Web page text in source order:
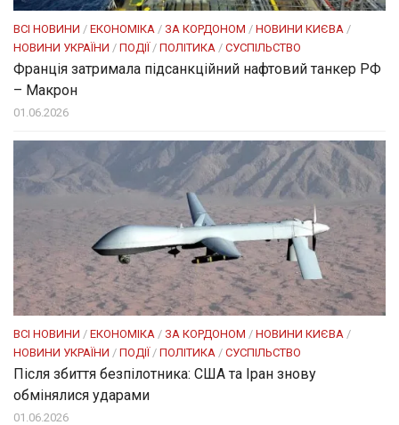
ВСІ НОВИНИ / ЕКОНОМІКА / ЗА КОРДОНОМ / НОВИНИ КИЄВА /
НОВИНИ УКРАЇНИ / ПОДІЇ / ПОЛІТИКА / СУСПІЛЬСТВО
Франція затримала підсанкційний нафтовий танкер РФ
– Макрон
01.06.2026
ВСІ НОВИНИ / ЕКОНОМІКА / ЗА КОРДОНОМ / НОВИНИ КИЄВА /
НОВИНИ УКРАЇНИ / ПОДІЇ/ ПОЛІТИКА / СУСПІЛЬСТВО
Після збиття безпілотника: США та Іран знову
обмінялися ударами
01.06.2026